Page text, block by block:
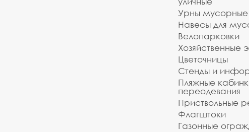
Урны мусорные
Навесы для
Велопарковки
Хозяйственные
Цветочницы
Стенды и
Пляжные
переодевания
Приствольные
Флагштоки
Газонные